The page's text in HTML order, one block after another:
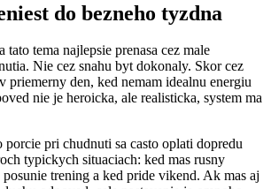
do bezneho tyzdna
tato tema najlepsie prenasa cez male
Nie cez snahu byt dokonaly. Skor cez
priemerny den, ked nemam idealnu energiu
nie je heroicka, ale realisticka, system ma
porcie pri chudnuti sa casto oplati dopredu
typickych situaciach: ked mas rusny
trening a ked pride vikend. Ak mas aj